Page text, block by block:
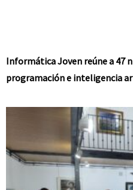
Informática Joven reúne a 47
programación e inteligencia